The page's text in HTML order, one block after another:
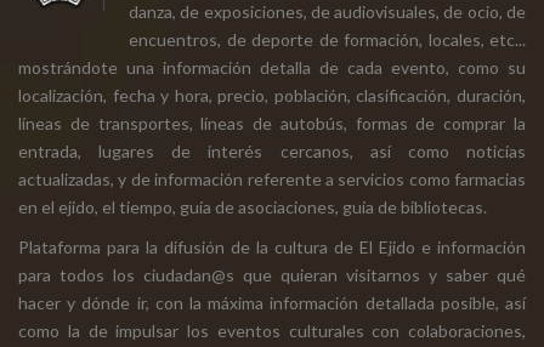
danza, de exposiciones, de audiovisuales, de ocio, de
encuentros, de deporte de formación, locales, etc...
mostrándote una información detalla de cada evento, como su
localización, fecha y hora, precio, población, clasificación, duración,
líneas de transportes, líneas de autobús, formas de comprar la
entrada, lugares de interés cercanos, así como noticias
actualizadas, y de información referente a servicios como farmacias
en el ejido, el tiempo, guía de asociaciones, guía de bibliotecas.
Plataforma para la difusión de la cultura de El Ejido e información
para todos los ciudadan@s que quieran visitarnos y saber qué
hacer y dónde ir, con la máxima información detallada posible, así
como la de impulsar los eventos culturales con colaboraciones,